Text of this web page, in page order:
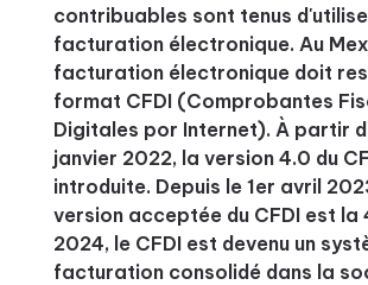
contribuables sont tenus
facturation électronique. Au
facturation électronique doit
format CFDI (Comprobantes
Digitales por Internet). À partir
janvier 2022, la version 4.0 du
introduite. Depuis le 1er avril
version acceptée du CFDI est la
2024, le CFDI est devenu un
facturation consolidé dans la